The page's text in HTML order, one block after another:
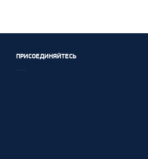
ПРИСОЕДИНЯЙТЕСЬ